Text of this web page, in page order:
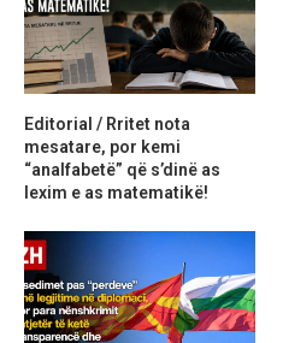
Editorial / Rritet nota
mesatare, por kemi
“analfabetë” që s’dinë as
lexim e as matematikë!